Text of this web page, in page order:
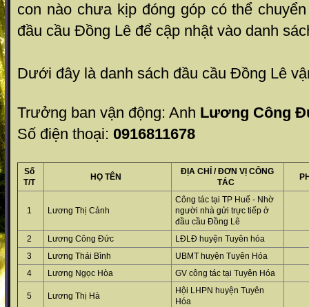
con nào chưa kịp đóng góp có thể
đầu cầu Đồng Lê để cập nhật vào danh
Dưới đây là danh sách đầu cầu Đồng Lê
Trưởng ban vận động: Anh Lương Công
Số điện thoại: 0916811678
Số
T/T
HỌ TÊN
ĐỊA CHỈ / ĐƠN VỊ CÔNG
TÁC
1 Lương Thị Cảnh
Công tác tại TP Huế - Nhờ
người nhà gửi trực tiếp ở
đầu cầu Đồng Lê
2
Lương Công Đức
LĐLĐ huyện Tuyên hóa
3
Lương Thái Bình
UBMT huyện Tuyên Hóa
4
Lương Ngọc Hòa GV công tác tại Tuyên Hóa
5 Lương Thị Hà
Hội LHPN huyện Tuyên
Hóa